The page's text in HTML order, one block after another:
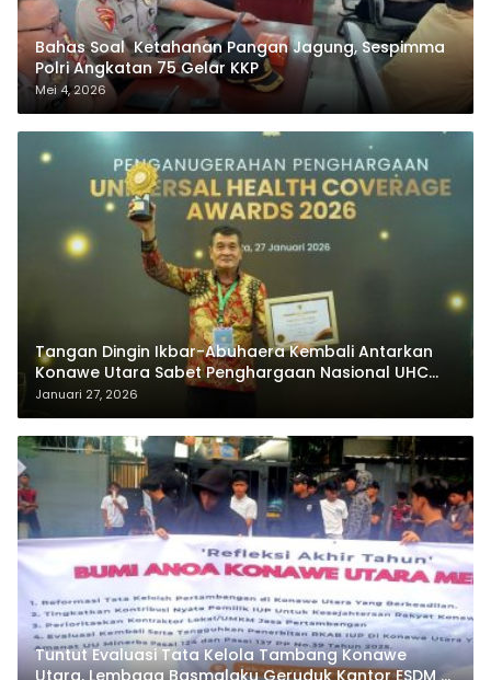
Bahas Soal Ketahanan Pangan Jagung, Sespimma
Polri Angkatan 75 Gelar KKP
Mei 4, 2026
Tangan Dingin Ikbar-Abuhaera Kembali Antarkan
Konawe Utara Sabet Penghargaan Nasional UHC
Award 2026
Januari 27, 2026
Tuntut Evaluasi Tata Kelola Tambang Konawe